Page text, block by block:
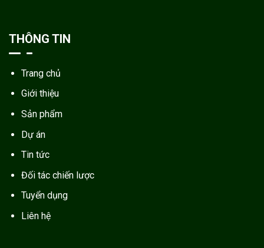
THÔNG TIN
Trang chủ
Giới thiệu
Sản phẩm
Dự án
Tin tức
Đối tác chiến lược
Tuyển dụng
Liên hệ